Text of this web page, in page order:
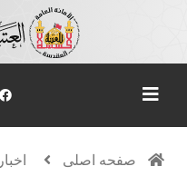
صفحه اصلی اخبار